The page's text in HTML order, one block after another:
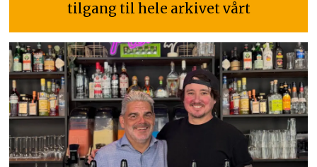
tilgang til hele arkivet vårt